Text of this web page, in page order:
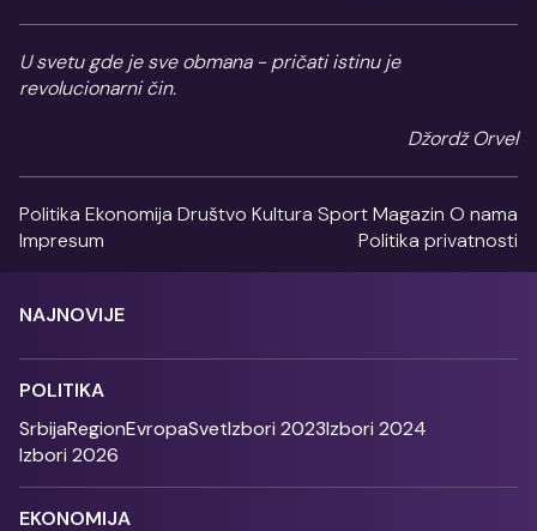
U svetu gde je sve obmana - pričati istinu je
revolucionarni čin.
Džordž Orvel
Politika Ekonomija Društvo Kultura SportMagazin O nama
Impresum
Politika privatnosti
NAJNOVIJE
POLITIKA
SrbijaRegionEvropaSvetIzbori 2023Izbori 2024
Izbori 2026
EKONOMIJA